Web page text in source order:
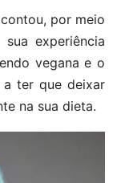
por meio
experiência
vegana e o
ter que deixar
na sua dieta.